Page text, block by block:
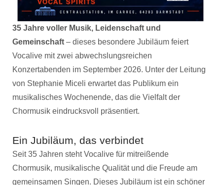
35 Jahre voller Musik, Leidenschaft und
Gemeinschaft – dieses besondere Jubiläum feiert
Vocalive mit zwei abwechslungsreichen
Konzertabenden im September 2026. Unter der Leitung
von Stephanie Miceli erwartet das Publikum ein
musikalisches Wochenende, das die Vielfalt der
Chormusik eindrucksvoll präsentiert.
Ein Jubiläum, das verbindet
Seit 35 Jahren steht Vocalive für mitreißende
Chormusik, musikalische Qualität und die Freude am
gemeinsamen Singen. Dieses Jubiläum ist ein schöner